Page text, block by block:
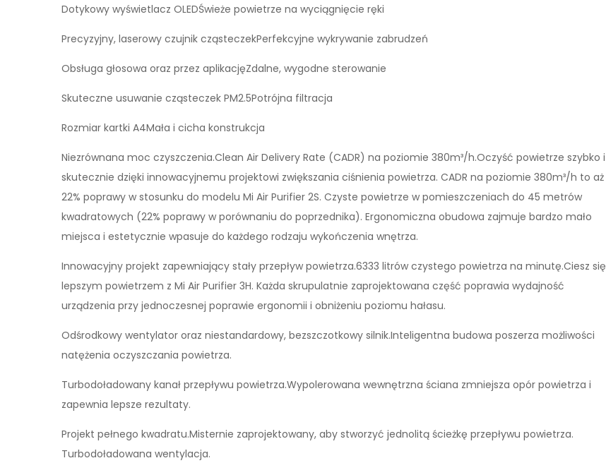
Dotykowy wyświetlacz OLEDŚwieże powietrze na wyciągnięcie ręki
Precyzyjny, laserowy czujnik cząsteczekPerfekcyjne wykrywanie zabrudzeń
Obsługa głosowa oraz przez aplikacjęZdalne, wygodne sterowanie
Skuteczne usuwanie cząsteczek PM2.5Potrójna filtracja
Rozmiar kartki A4Mała i cicha konstrukcja
Niezrównana moc czyszczenia.Clean Air Delivery Rate (CADR) na poziomie 380m³/h.Oczyść powietrze szybko i
skutecznie dzięki innowacyjnemu projektowi zwiększania ciśnienia powietrza. CADR na poziomie 380m³/h to aż
22% poprawy w stosunku do modelu Mi Air Purifier 2S. Czyste powietrze w pomieszczeniach do 45 metrów
kwadratowych (22% poprawy w porównaniu do poprzednika). Ergonomiczna obudowa zajmuje bardzo mało
miejsca i estetycznie wpasuje do każdego rodzaju wykończenia wnętrza.
Innowacyjny projekt zapewniający stały przepływ powietrza.6333 litrów czystego powietrza na minutę.Ciesz się
lepszym powietrzem z Mi Air Purifier 3H. Każda skrupulatnie zaprojektowana część poprawia wydajność
urządzenia przy jednoczesnej poprawie ergonomii i obniżeniu poziomu hałasu.
Odśrodkowy wentylator oraz niestandardowy, bezszczotkowy silnik.Inteligentna budowa poszerza możliwości
natężenia oczyszczania powietrza.
Turbodoładowany kanał przepływu powietrza.Wypolerowana wewnętrzna ściana zmniejsza opór powietrza i
zapewnia lepsze rezultaty.
Projekt pełnego kwadratu.Misternie zaprojektowany, aby stworzyć jednolitą ścieżkę przepływu powietrza.
Turbodoładowana wentylacja.